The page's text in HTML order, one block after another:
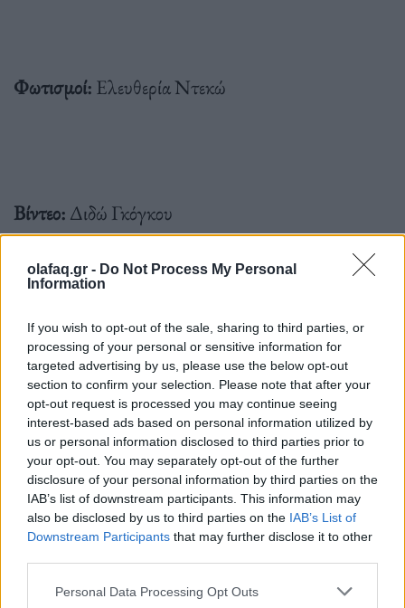
olafaq.gr - Do Not Process My Personal
Information
If you wish to opt-out of the sale, sharing to third parties, or
processing of your personal or sensitive information for
targeted advertising by us, please use the below opt-out
section to confirm your selection. Please note that after your
opt-out request is processed you may continue seeing
interest-based ads based on personal information utilized by
us or personal information disclosed to third parties prior to
your opt-out. You may separately opt-out of the further
disclosure of your personal information by third parties on the
IAB’s list of downstream participants. This information may
also be disclosed by us to third parties on the IAB’s List of
Downstream Participants that may further disclose it to other
Personal Data Processing Opt Outs
Φωτισμοί: Ελευθερία Ντεκώ
Βίντεο: Διδώ Γκόγκου
Δραματολόγος παράστασης:
Αλεξίου
Βοηθός σκηνοθέτη:Νικόλας Λαμπάκης
Διανομή (με αλφαβητική σειρά):Αλέξανδρος
Γιαγκούσης, Ερατώ Καραθανάση, Τάσος
Ροδοβίτης, Γκαλ Ρομπίσα, Γιάννης Σαμψαλάκης,
Αφροδίτη Σόβολου, Κωνσταντίνος